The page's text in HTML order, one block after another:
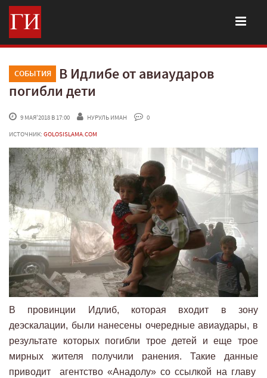
СОБЫТИЯ
В Идлибе от авиаударов
погибли дети
9 МАЯ'2018 В 17:00 НУРУЛЬ ИМАН
0
ИСТОЧНИК: GOLOSISLAMA.COM
В провинции Идлиб, которая входит в зону
деэскалации, были нанесены очередные авиаудары, в
результате которых погибли трое детей и еще трое
мирных жителя получили ранения. Такие данные
приводит агентство «Анадолу» со ссылкой на главу